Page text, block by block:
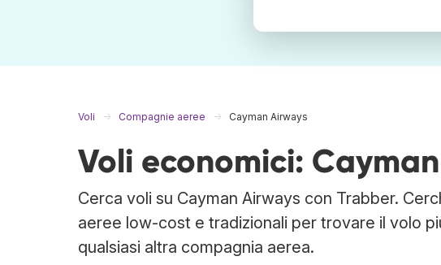
Voli Compagnie aeree Cayman Airways
Voli economici:
Cerca voli su Cayman Airways con Trabber.
aeree low-cost e tradizionali per trovare il volo
qualsiasi altra compagnia aerea.